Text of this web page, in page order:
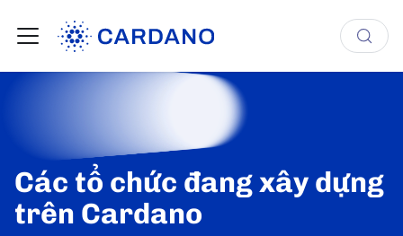
Các tổ chức đang xây dựng
trên Cardano